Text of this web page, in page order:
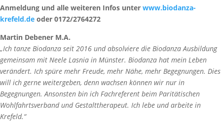
Anmeldung und alle weiteren Infos unter www.biodanza-
krefeld.de oder 0172/2764272
Martin Debener M.A.
„Ich tanze Biodanza seit 2016 und absolviere die Biodanza Ausbildung
gemeinsam mit Neele Lasnia in Münster. Biodanza hat mein Leben
verändert. Ich spüre mehr Freude, mehr Nähe, mehr Begegnungen. Dies
will ich gerne weitergeben, denn wachsen können wir nur in
Begegnungen. Ansonsten bin ich Fachreferent beim Paritätischen
Wohlfahrtsverband und Gestalttherapeut. Ich lebe und arbeite in
Krefeld.“